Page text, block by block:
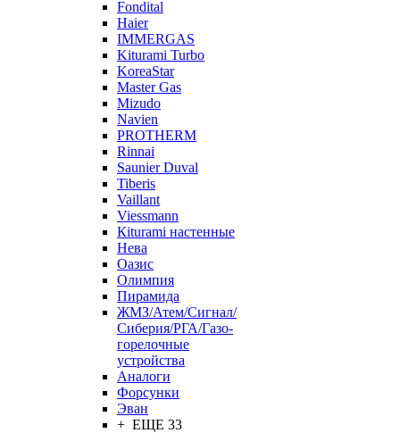
Fondital
Haier
IMMERGAS
Kiturami Turbo
KoreaStar
Master Gas
Mizudo
Navien
PROTHERM
Rinnai
Saunier Duval
Tiberis
Vaillant
Viessmann
Кiturami настенные
Нева
Оазис
Олимпия
Пирамида
ЖМЗ/Атем/Сигнал/
Сиберия/РГА/Газо-
горелочные
устройства
Aналоги
Форсунки
Эван
+ ЕЩЕ 33